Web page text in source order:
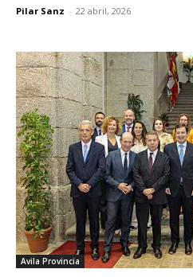
Pilar Sanz - 22 abril, 2026
Avila Provincia